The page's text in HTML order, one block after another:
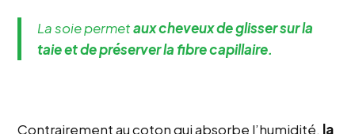
La soie permetaux cheveux de glisser sur la
taie et de préserver la fibre capillaire.
Contrairement au coton qui absorbe l’humidité, la